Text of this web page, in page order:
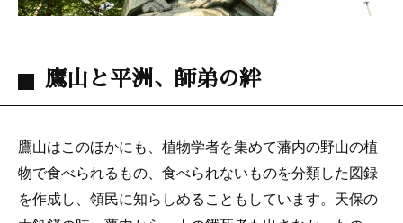
鷹山と平洲、師弟の絆
鷹山はこのほかにも、植物学者を集めて藩内の野山の植
物で食べられるもの、食べられないものを分類した図録
を作成し、領民に知らしめることもしています。天保の